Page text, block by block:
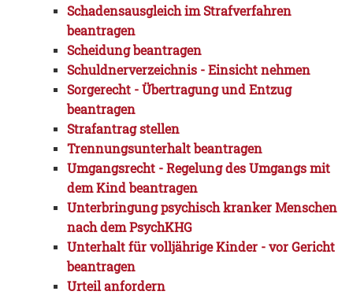
Schadensausgleich im Strafverfahren
beantragen
Scheidung beantragen
Schuldnerverzeichnis - Einsicht nehmen
Sorgerecht - Übertragung und Entzug
beantragen
Strafantrag stellen
Trennungsunterhalt beantragen
Umgangsrecht - Regelung des Umgangs mit
dem Kind beantragen
Unterbringung psychisch kranker Menschen
nach dem PsychKHG
Unterhalt für volljährige Kinder - vor Gericht
beantragen
Urteil anfordern